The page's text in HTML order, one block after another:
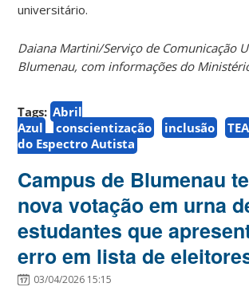
universitário.
Daiana Martini/Serviço de Comunicação
Blumenau, com informações do
Tags: Abril
Azul
conscientização inclusão TEA
do Espectro Autista
Campus de Blumenau
nova votação em urna
estudantes que
erro em lista de
03/04/2026 15:15